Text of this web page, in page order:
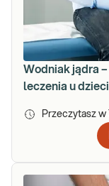
Wodniak jądra
leczenia u
Przeczytasz w